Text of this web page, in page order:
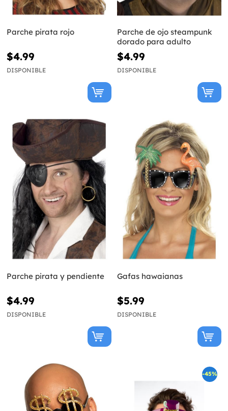
Parche pirata rojo
$4.99
DISPONIBLE
Parche de ojo steampunk
dorado para adulto
$4.99
DISPONIBLE
Parche pirata y pendiente
$4.99
DISPONIBLE
Gafas hawaianas
$5.99
DISPONIBLE
-45%